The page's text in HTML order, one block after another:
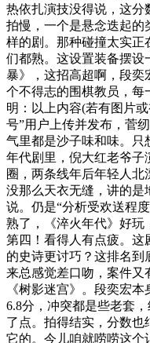
热依扎演技没得说，这分
拍慢，一个是悬念迭起的
样的剧。那种碰撞太实正
们都熟。这设置装备摆设
暴》，这招高超啊，段奕
个不得志的围棋教员，每
明：以上内容(若有图片
号”用户上传并发布，菅
气里都是沙子味和味。只
年代剧里，倪大红老爷子
圈，两条线年后年轻人
没那么天衣无缝，讲的是
说。仍是“分析受欢送程
熟了，《淬火年代》好玩
第四！看得人有点疲。这
的史诗更讨巧？这排名到
来总感觉差口吻，案件又
《树影迷宫》。段奕宏
6.8分，冲突都是些老套
了点。拍得结实，分数也
它的。今儿咱就唠唠这个